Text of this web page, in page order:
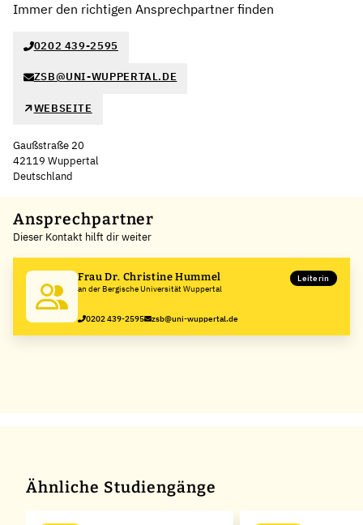
Immer den richtigen Ansprechpartner finden
0202 439-2595
ZSB@UNI-WUPPERTAL.DE
WEBSEITE
Gaußstraße 20
42119 Wuppertal
Deutschland
+
−
Ansprechpartner
Dieser Kontakt hilft dir weiter
Frau Dr. Christine Hummel
an der Bergische Universität Wuppertal
Leiterin
0202 439-2595 zsb@uni-wuppertal.de
Ähnliche Studiengänge